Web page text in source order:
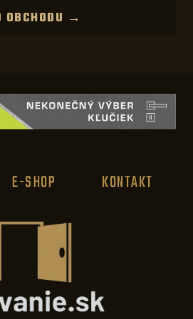
OBCHODU →
E-SHOP KONTAKT